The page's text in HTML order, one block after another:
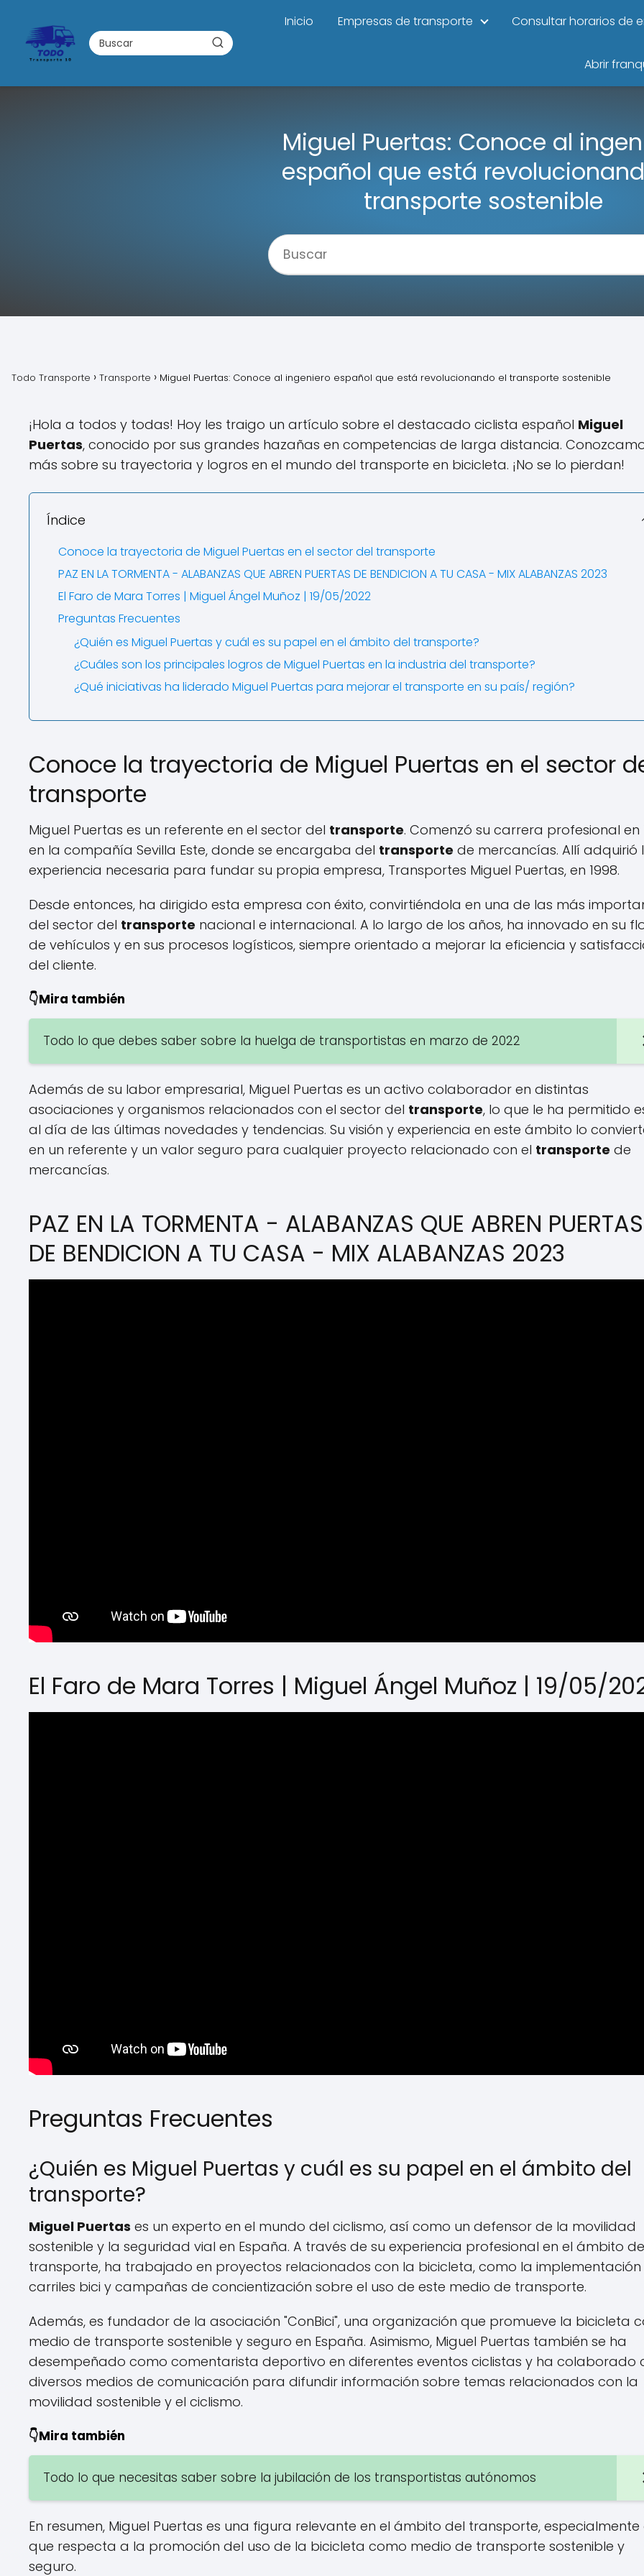
Inicio Empresas de transporte Consultar horarios de
Abrir
Miguel Puertas: Conoce al
español que está
transporte sostenible
Todo Transporte Transporte Miguel Puertas: Conoce al ingeniero español que está revolucionando el transporte sostenible
¡Hola a todos y todas! Hoy les traigo un artículo sobre el destacado ciclista español Miguel
Puertas, conocido por sus grandes hazañas en competencias de larga distancia.
más sobre su trayectoria y logros en el mundo del transporte en bicicleta. ¡No se lo pierdan!
Índice
Conoce la trayectoria de Miguel Puertas en el sector del transporte
PAZ EN LA TORMENTA - ALABANZAS QUE ABREN PUERTAS DE BENDICION A TU CASA - MIX ALABANZAS 2023
El Faro de Mara Torres | Miguel Ángel Muñoz | 19/05/2022
Preguntas Frecuentes
¿Quién es Miguel Puertas y cuál es su papel en el ámbito del transporte?
¿Cuáles son los principales logros de Miguel Puertas en la industria del transporte?
¿Qué iniciativas ha liderado Miguel Puertas para mejorar el transporte en su país/ región?
Conoce la trayectoria de Miguel Puertas en el sector
transporte
Miguel Puertas es un referente en el sector del transporte. Comenzó su carrera profesional en
en la compañía Sevilla Este, donde se encargaba del transporte de mercancías. Allí adquirió
experiencia necesaria para fundar su propia empresa, Transportes Miguel Puertas, en 1998.
Desde entonces, ha dirigido esta empresa con éxito, convirtiéndola en una de las más
del sector del transporte nacional e internacional. A lo largo de los años, ha innovado en su
de vehículos y en sus procesos logísticos, siempre orientado a mejorar la eficiencia y
del cliente.
👇Mira también
Todo lo que debes saber sobre la huelga de transportistas en marzo de 2022
Además de su labor empresarial, Miguel Puertas es un activo colaborador en distintas
asociaciones y organismos relacionados con el sector del transporte, lo que le ha permitido
al día de las últimas novedades y tendencias. Su visión y experiencia en este ámbito lo
en un referente y un valor seguro para cualquier proyecto relacionado con el transporte de
mercancías.
PAZ EN LA TORMENTA - ALABANZAS QUE ABREN PUERTAS
DE BENDICION A TU CASA - MIX ALABANZAS 2023
El Faro de Mara Torres | Miguel Ángel Muñoz | 19/05/
Preguntas Frecuentes
¿Quién es Miguel Puertas y cuál es su papel en el ámbito del
transporte?
Miguel Puertas es un experto en el mundo del ciclismo, así como un defensor de la movilidad
sostenible y la seguridad vial en España. A través de su experiencia profesional en el ámbito
transporte, ha trabajado en proyectos relacionados con la bicicleta, como la
carriles bici y campañas de concientización sobre el uso de este medio de transporte.
Además, es fundador de la asociación "ConBici", una organización que promueve la bicicleta
medio de transporte sostenible y seguro en España. Asimismo, Miguel Puertas también se ha
desempeñado como comentarista deportivo en diferentes eventos ciclistas y ha colaborado
diversos medios de comunicación para difundir información sobre temas relacionados con la
movilidad sostenible y el ciclismo.
👇Mira también
Todo lo que necesitas saber sobre la jubilación de los transportistas autónomos
En resumen, Miguel Puertas es una figura relevante en el ámbito del transporte, especialmente
que respecta a la promoción del uso de la bicicleta como medio de transporte sostenible y
seguro.